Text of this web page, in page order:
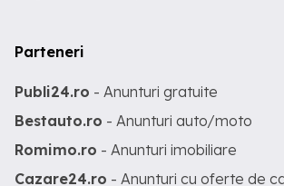
Parteneri
Publi24.ro - Anunturi gratuite
Bestauto.ro - Anunturi auto/moto
Romimo.ro - Anunturi imobiliare
Cazare24.ro - Anunturi cu oferte de